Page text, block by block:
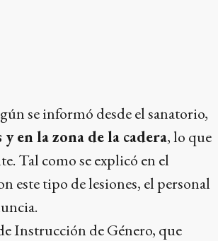
se informó desde el sanatorio,
en la zona de la cadera, lo que
Tal como se explicó en el
este tipo de lesiones, el personal
Instrucción de Género, que